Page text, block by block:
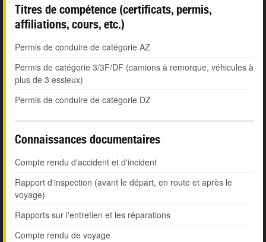
Titres de compétence (certificats, permis,
affiliations, cours, etc.)
Permis de conduire de catégorie AZ
Permis de catégorie 3/3F/DF (camions à remorque, véhicules à
plus de 3 essieux)
Permis de conduire de catégorie DZ
Connaissances documentaires
Compte rendu d'accident et d'incident
Rapport d'inspection (avant le départ, en route et après le
voyage)
Rapports sur l'entretien et les réparations
Compte rendu de voyage